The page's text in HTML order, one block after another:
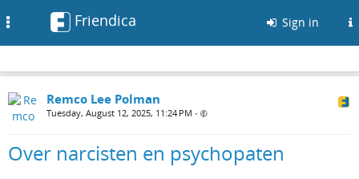
Friendica Sign in
Remco Lee Polman
Tuesday, August 12, 2025, 11:24 PM •
Over narcisten en psychopaten